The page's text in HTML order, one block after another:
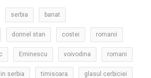
serbia banat
dorinel stan costei romanii
Eminescu voivodina romani
serbia timisoara glasul cerbiciei